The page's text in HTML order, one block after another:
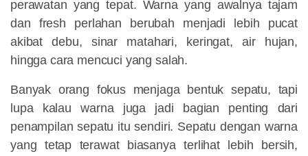
perawatan yang tepat. Warna yang awalnya tajam
dan fresh perlahan berubah menjadi lebih pucat
akibat debu, sinar matahari, keringat, air hujan,
hingga cara mencuci yang salah.
Banyak orang fokus menjaga bentuk sepatu, tapi
lupa kalau warna juga jadi bagian penting dari
penampilan sepatu itu sendiri. Sepatu dengan warna
yang tetap terawat biasanya terlihat lebih bersih,